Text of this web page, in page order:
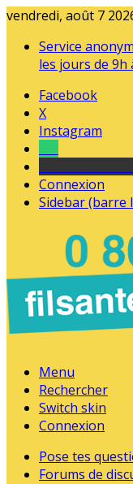
vendredi, août 7
Service
les jours de 9h
Facebook
X
Instagram
Connexion
Sidebar (barre
Menu
Rechercher
Switch skin
Connexion
Pose tes
Forums de